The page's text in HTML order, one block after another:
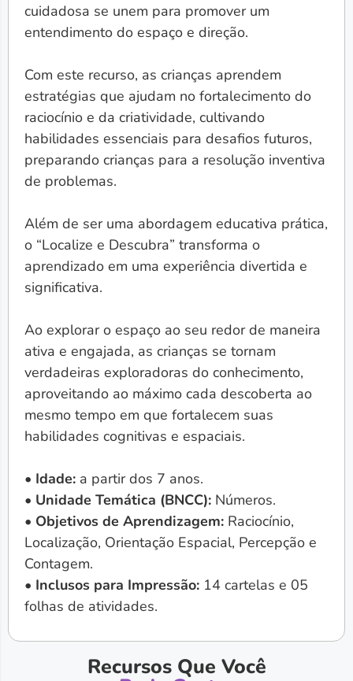
cuidadosa se unem para promover um
entendimento do espaço e direção.
Com este recurso, as crianças aprendem
estratégias que ajudam no fortalecimento do
raciocínio e da criatividade, cultivando
habilidades essenciais para desafios futuros,
preparando crianças para a resolução inventiva
de problemas.
Além de ser uma abordagem educativa prática,
o “Localize e Descubra” transforma o
aprendizado em uma experiência divertida e
significativa.
Ao explorar o espaço ao seu redor de maneira
ativa e engajada, as crianças se tornam
verdadeiras exploradoras do conhecimento,
aproveitando ao máximo cada descoberta ao
mesmo tempo em que fortalecem suas
habilidades cognitivas e espaciais.
• Idade: a partir dos 7 anos.
• Unidade Temática (BNCC): Números.
• Objetivos de Aprendizagem: Raciocínio,
Localização, Orientação Espacial, Percepção e
Contagem.
• Inclusos para Impressão: 14 cartelas e 05
folhas de atividades.
Recursos Que Você